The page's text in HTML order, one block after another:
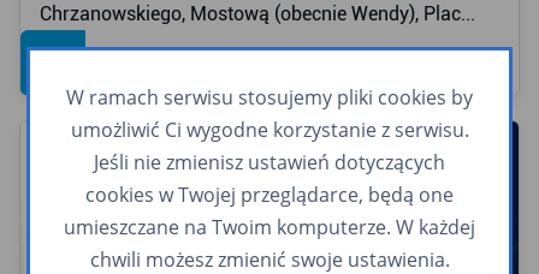
Chrzanowskiego, Mostową (obecnie Wendy), Plac...
W ramach serwisu stosujemy pliki cookies by
umożliwić Ci wygodne korzystanie z serwisu.
Jeśli nie zmienisz ustawień dotyczących
cookies w Twojej przeglądarce, będą one
umieszczane na Twoim komputerze. W każdej
chwili możesz zmienić swoje ustawienia.